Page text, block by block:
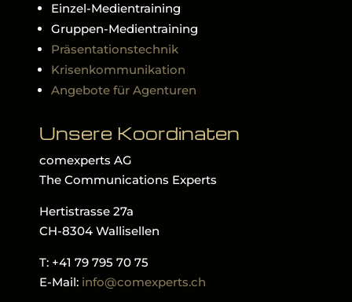
Einzel-Medientraining
Gruppen-Medientraining
Präsentationstechnik
Krisenkommunikation
Angebote für Agenturen
Unsere Koordinaten
comexperts AG
The Communications Experts
Hertistrasse 27a
CH-8304 Wallisellen
T: +41 79 795 70 75
E-Mail: info@comexperts.ch